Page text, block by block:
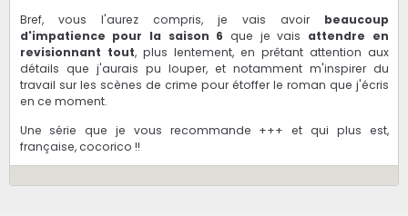
Bref, vous l'aurez compris, je vais avoir beaucoup
d'impatience pour la saison 6 que je vais attendre en
revisionnant tout, plus lentement, en prêtant attention aux
détails que j'aurais pu louper, et notamment m'inspirer du
travail sur les scènes de crime pour étoffer le roman que j'écris
en ce moment.
Une série que je vous recommande +++ et qui plus est,
française, cocorico !!